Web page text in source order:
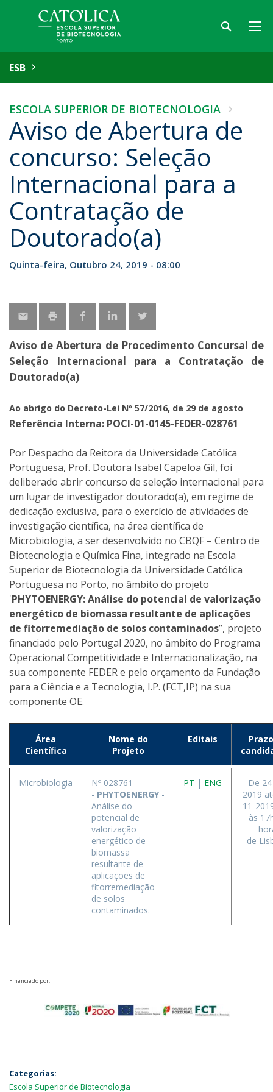
ESB
ESCOLA SUPERIOR DE BIOTECNOLOGIA
Aviso de Abertura de
concurso: Seleção
Internacional para a
Contratação de
Doutorado(a)
Quinta-feira, Outubro 24, 2019 - 08:00
Aviso de Abertura de Procedimento Concursal de
Seleção Internacional para a Contratação de
Doutorado(a)
Ao abrigo do Decreto-Lei Nº 57/2016, de 29 de agosto
Referência Interna: POCI-01-0145-FEDER-028761
Por Despacho da Reitora da Universidade Católica
Portuguesa, Prof. Doutora Isabel Capeloa Gil, foi
deliberado abrir concurso de seleção internacional para
um lugar de investigador doutorado(a), em regime de
dedicação exclusiva, para o exercício de atividades de
investigação científica, na área científica de
Microbiologia, a ser desenvolvido no CBQF – Centro de
Biotecnologia e Química Fina, integrado na Escola
Superior de Biotecnologia da Universidade Católica
Portuguesa no Porto, no âmbito do projeto
'PHYTOENERGY: Análise do potencial de valorização
energético de biomassa resultante de aplicações
de fitorremediação de solos contaminados”, projeto
financiado pelo Portugal 2020, no âmbito do Programa
Operacional Competitividade e Internacionalização, na
sua componente FEDER e pelo orçamento da Fundação
para a Ciência e a Tecnologia, I.P. (FCT,IP) na sua
componente OE.
Área
Científica
Nome do
Projeto
Editais
Microbiologia
Nº 028761
- PHYTOENERGY -
Análise do
potencial de
valorização
energético de
biomassa
resultante de
aplicações de
fitorremediação
de solos
contaminados.
PT | ENG
De
2019
11-
às
de
Financiado por:
Categorias:
Escola Superior de Biotecnologia